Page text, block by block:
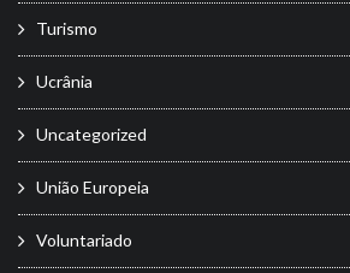
Turismo
Ucrânia
Uncategorized
União Europeia
Voluntariado